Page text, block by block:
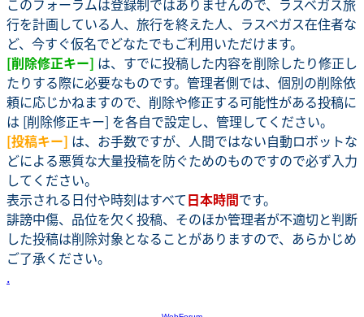
このフォーラムは登録制ではありませんので、ラスベガス旅
行を計画している人、旅行を終えた人、ラスベガス在住者な
ど、今すぐ仮名でどなたでもご利用いただけます。
[削除修正キー] は、すでに投稿した内容を削除したり修正し
たりする際に必要なものです。管理者側では、個別の削除依
頼に応じかねますので、削除や修正する可能性がある投稿に
は [削除修正キー] を各自で設定し、管理してください。
[投稿キー] は、お手数ですが、人間ではない自動ロボットな
どによる悪質な大量投稿を防ぐためのものですので必ず入力
してください。
表示される日付や時刻はすべて日本時間です。
誹謗中傷、品位を欠く投稿、そのほか管理者が不適切と判断
した投稿は削除対象となることがありますので、あらかじめ
ご了承ください。
.